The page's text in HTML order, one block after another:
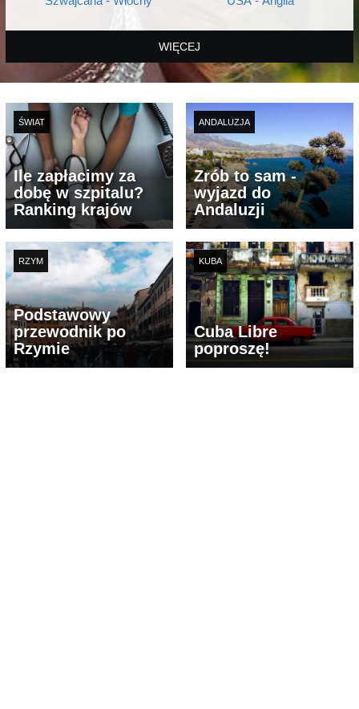
WIĘCEJ
ŚWIAT
Ile zapłacimy za
dobę w szpitalu?
Ranking krajów
ANDALUZJA
Zrób to sam -
wyjazd do
Andaluzji
RZYM
Podstawowy
przewodnik po
Rzymie
KUBA
Cuba Libre
poproszę!